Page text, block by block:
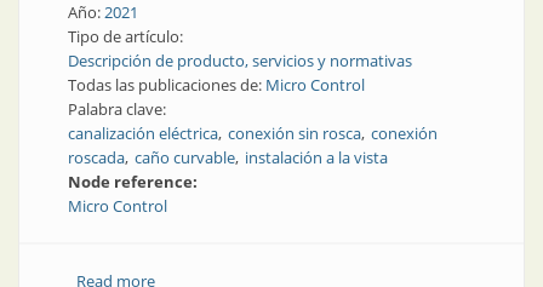
Año:2021
Tipo de artículo:
Descripción de producto, servicios y normativas
Todas las publicaciones de: Micro Control
Palabra clave:
canalización eléctrica conexión sin rosca conexión
roscada caño curvable instalación a la vista
Node reference:
Micro Control
Read moreabout Canalizaciones eléctricas sin rosca